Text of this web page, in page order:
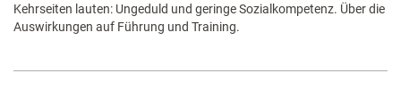
Kehrseiten lauten: Ungeduld und geringe Sozialkompetenz. Über die
Auswirkungen auf Führung und Training.